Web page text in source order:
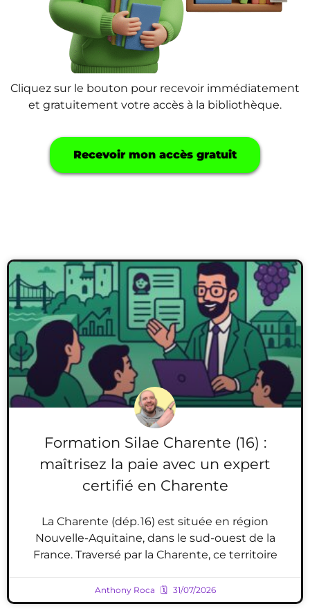
Cliquez sur le bouton pour recevoir immédiatement
et gratuitement votre accès à la bibliothèque.
Recevoir mon accès gratuit
Formation Silae Charente (16) :
maîtrisez la paie avec un expert
certifié en Charente
La Charente (dép. 16) est située en région
Nouvelle-Aquitaine, dans le sud-ouest de la
France. Traversé par la Charente, ce territoire
Anthony Roca 31/07/2026